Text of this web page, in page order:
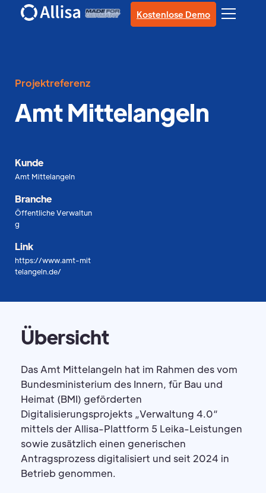
Kostenlose Demo
Projektreferenz
Amt Mittelangeln
Kunde
Amt Mittelangeln
Branche
Öffentliche Verwaltun
g
Link
https://www.amt-mit
telangeln.de/
Übersicht
Das Amt Mittelangeln hat im Rahmen des vom
Bundesministerium des Innern, für Bau und
Heimat (BMI) geförderten
Digitalisierungsprojekts „Verwaltung 4.0“
mittels der Allisa-Plattform 5 Leika-Leistungen
sowie zusätzlich einen generischen
Antragsprozess digitalisiert und seit 2024 in
Betrieb genommen.